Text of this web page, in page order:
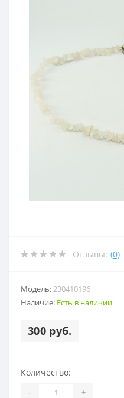
Отзывы: (0)
Модель:230410196
Наличие: Есть в наличии
300 руб.
Количество:
- +